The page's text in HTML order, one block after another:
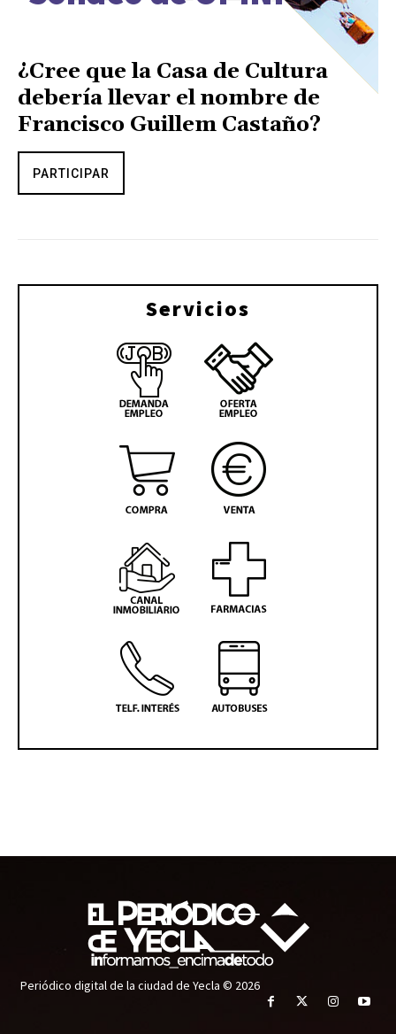
¿Cree que la Casa de Cultura
debería llevar el nombre de
Francisco Guillem Castaño?
PARTICIPAR
Servicios
Periódico digital de la ciudad de Yecla © 2026